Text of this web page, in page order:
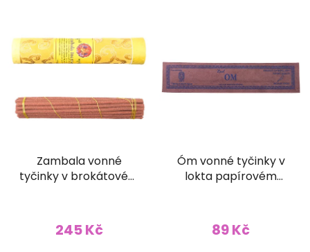
Zambala vonné
tyčinky v brokátovém
245 Kč
Óm vonné tyčinky v
lokta papírovém
89 Kč